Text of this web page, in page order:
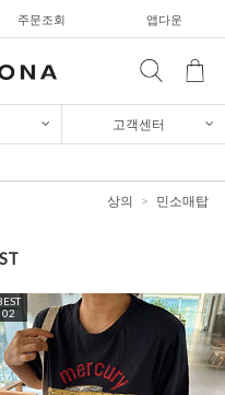
주문조회 앱다운
스
스
고객센터
상의
민소매탑
02